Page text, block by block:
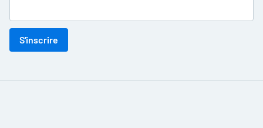
S'inscrire